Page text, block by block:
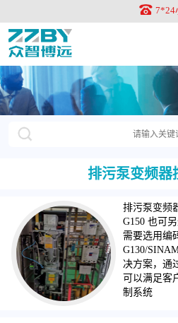
7*24
排污泵变频器
排污泵变频
G150 也可
需要选用编
G130/
决方案，通
可以满足客
制系统